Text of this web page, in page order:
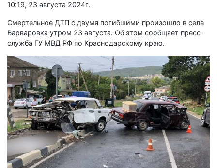
10:19, 23 августа 2024г.
Смертельное ДТП с двумя погибшими произошло в селе
Варваровка утром 23 августа. Об этом сообщает пресс-
служба ГУ МВД РФ по Краснодарскому краю.